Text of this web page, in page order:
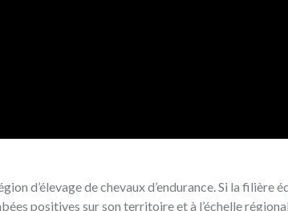
d’élevage de chevaux d’endurance. Si la filière
positives sur son territoire et à l’échelle